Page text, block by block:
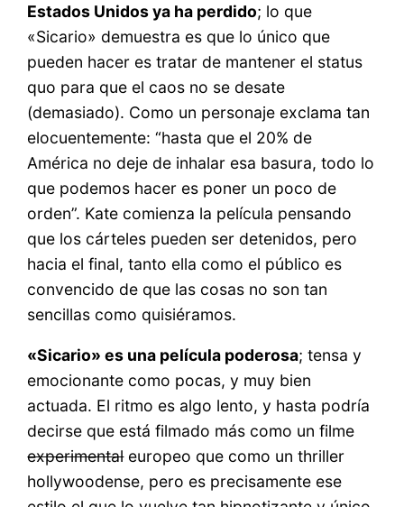
Estados Unidos ya ha perdido; lo que
«Sicario» demuestra es que lo único que
pueden hacer es tratar de mantener el status
quo para que el caos no se desate
(demasiado). Como un personaje exclama tan
elocuentemente: “hasta que el 20% de
América no deje de inhalar esa basura, todo lo
que podemos hacer es poner un poco de
orden”. Kate comienza la película pensando
que los cárteles pueden ser detenidos, pero
hacia el final, tanto ella como el público es
convencido de que las cosas no son tan
sencillas como quisiéramos.
«Sicario» es una película poderosa; tensa y
emocionante como pocas, y muy bien
actuada. El ritmo es algo lento, y hasta podría
decirse que está filmado más como un filme
experimentaleuropeo que como un thriller
hollywoodense, pero es precisamente ese